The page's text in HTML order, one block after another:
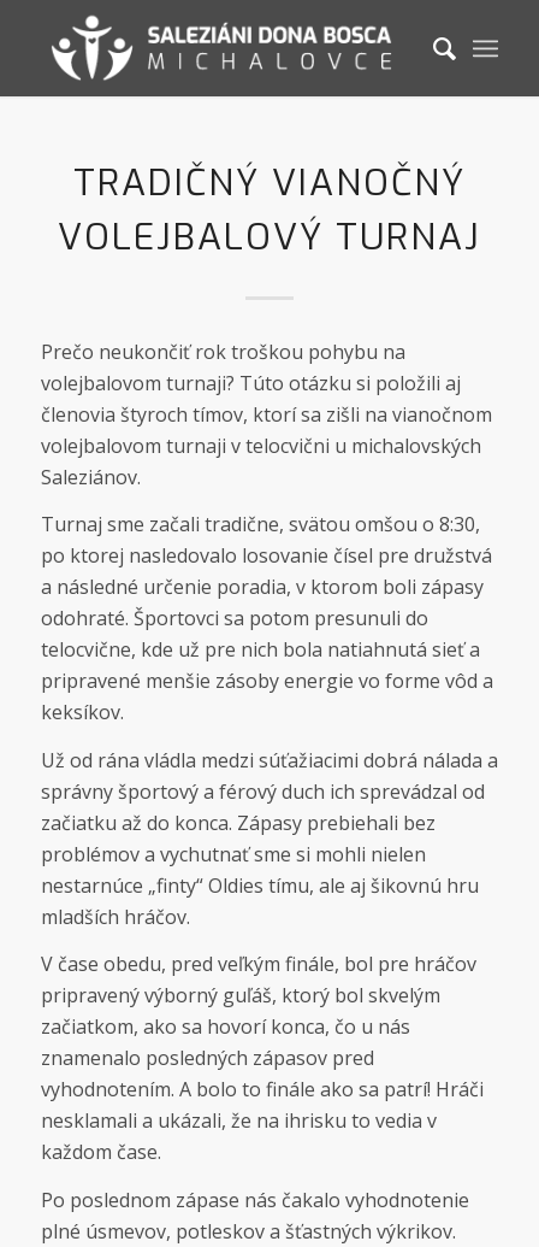
TRADIČNÝ VIANOČNÝ
VOLEJBALOVÝ TURNAJ
Prečo neukončiť rok troškou pohybu na
volejbalovom turnaji? Túto otázku si položili aj
členovia štyroch tímov, ktorí sa zišli na vianočnom
volejbalovom turnaji v telocvični u michalovských
Saleziánov.
Turnaj sme začali tradične, svätou omšou o 8:30,
po ktorej nasledovalo losovanie čísel pre družstvá
a následné určenie poradia, v ktorom boli zápasy
odohraté. Športovci sa potom presunuli do
telocvične, kde už pre nich bola natiahnutá sieť a
pripravené menšie zásoby energie vo forme vôd a
keksíkov.
Už od rána vládla medzi súťažiacimi dobrá nálada a
správny športový a férový duch ich sprevádzal od
začiatku až do konca. Zápasy prebiehali bez
problémov a vychutnať sme si mohli nielen
nestarnúce „finty“ Oldies tímu, ale aj šikovnú hru
mladších hráčov.
V čase obedu, pred veľkým finále, bol pre hráčov
pripravený výborný guľáš, ktorý bol skvelým
začiatkom, ako sa hovorí konca, čo u nás
znamenalo posledných zápasov pred
vyhodnotením. A bolo to finále ako sa patrí! Hráči
nesklamali a ukázali, že na ihrisku to vedia v
každom čase.
Po poslednom zápase nás čakalo vyhodnotenie
plné úsmevov, potleskov a šťastných výkrikov.